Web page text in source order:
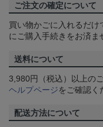
ご注文の確定について
買い物かごに入れるだ
にご購入手続きをお済ま
送料について
3,980円（税込）以上の
ヘルプページをご確認く
配送方法について